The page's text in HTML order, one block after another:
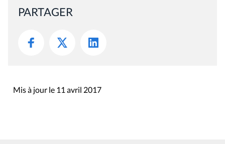
PARTAGER
Mis à jour le 11 avril 2017